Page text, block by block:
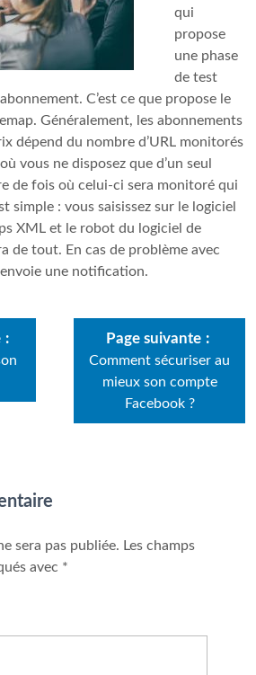
qui
propose
une phase
de test
C’est ce que propose le
Généralement, les abonnements
dépend du nombre d’URL monitorés
vous ne disposez que d’un seul
de fois où celui-ci sera monitoré qui
simple : vous saisissez sur le logiciel
XML et le robot du logiciel de
de tout. En cas de problème avec
envoie une notification.
Page suivante
Comment sécuriser au
mieux son compte
Facebook ?
sera pas publiée. Les champs
avec *